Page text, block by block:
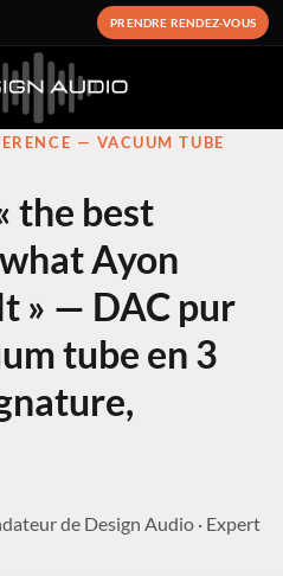
PRENDRE RENDEZ-VOUS
— VACUUM TUBE
the best
Ayon
» — DAC pur
tube en 3
de Design Audio · Expert